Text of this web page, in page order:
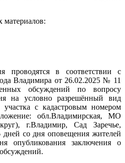
проводятся в соответствии с
Владимира от 26.02.2025 № 11
обсуждений по вопросу
на условно разрешённый вид
участка с кадастровым номером
обл.Владимирская, МО
г.Владимир, Сад Заречье,
дней со дня оповещения жителей
опубликования заключения о